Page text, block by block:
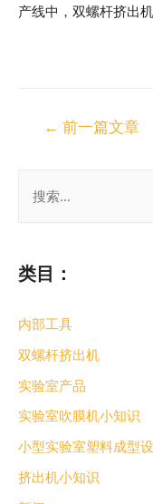
类目：
内部工具
双螺杆挤出机
实验室产品
实验室吹膜机小知识
小型实验室塑料成型
挤出机小知识
产线中，双螺杆挤出
← 前一篇文章